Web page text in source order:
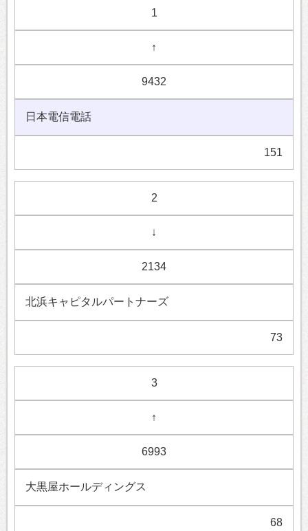
1
↑
9432
日本電信電話
151
2
↓
2134
北浜キャピタルパートナーズ
73
3
↑
6993
大黒屋ホールディングス
68